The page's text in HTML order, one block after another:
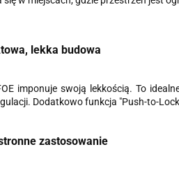
lekka budowa
imponuje swoją lekkością. To
Dodatkowo funkcja "Push-to-
zastosowanie